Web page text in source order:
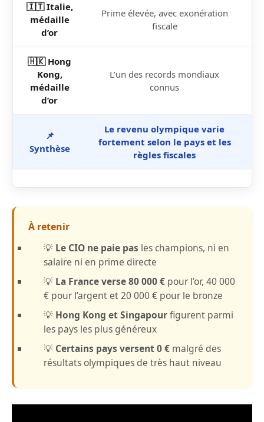
🇮🇹 Italie,
médaille
d’or
Prime élevée, avec exonération
fiscale
🇭🇰 Hong
Kong,
médaille
d’or
L’un des records mondiaux
connus
📌
Synthèse
Le revenu olympique varie
fortement selon le pays et les
règles fiscales
À retenir
💡 Le CIO ne paie pas les champions, ni en
salaire ni en prime directe
💡 La France verse 80 000 € pour l’or, 40 000
€ pour l’argent et 20 000 € pour le bronze
💡 Hong Kong et Singapourfigurent parmi
les pays les plus généreux
💡 Certains pays versent 0 € malgré des
résultats olympiques de très haut niveau